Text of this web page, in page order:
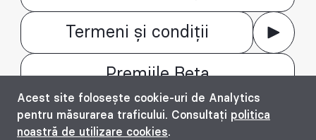
Acest site folosește cookie-uri de Analytics
pentru măsurarea traficului. Consultați politica
noastră de utilizare cookies.
Termeni și condiții
Premiile Beta
© Bienala timișoreană de arhitectură Beta
2016 - 2026. All rights reserved.